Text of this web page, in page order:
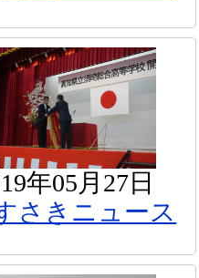
年05月27日
さきニュース